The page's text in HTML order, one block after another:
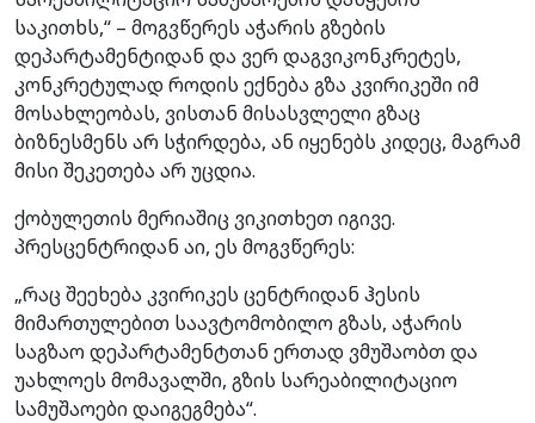
საკითხს,“ – მოგვწერეს აჭარის გზების
დეპარტამენტიდან და ვერ დაგვიკონკრეტეს,
კონკრეტულად როდის ექნება გზა კვირიკეში იმ
მოსახლეობას, ვისთან მისასვლელი გზაც
ბიზნესმენს არ სჭირდება, ან იყენებს კიდეც, მაგრამ
მისი შეკეთება არ უცდია.
ქობულეთის მერიაშიც ვიკითხეთ იგივე.
პრესცენტრიდან აი, ეს მოგვწერეს:
„რაც შეეხება კვირიკეს ცენტრიდან ჰესის
მიმართულებით საავტომობილო გზას, აჭარის
საგზაო დეპარტამენტთან ერთად ვმუშაობთ და
უახლოეს მომავალში, გზის სარეაბილიტაციო
სამუშაოები დაიგეგმება“.